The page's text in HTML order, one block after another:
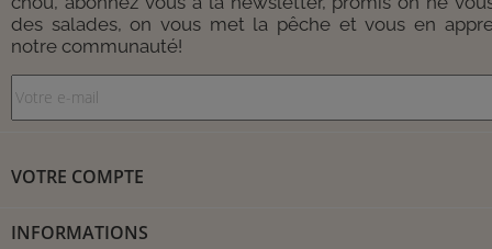
des salades, on vous met la pêche et vous en
notre communauté!
VOTRE COMPTE
INFORMATIONS